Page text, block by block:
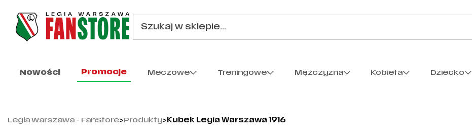
Nowości Promocje Meczowe Treningowe Mężczyzna Kobieta Dziecko
Legia Warszawa - FanStore>Produkty>Kubek Legia Warszawa 1916